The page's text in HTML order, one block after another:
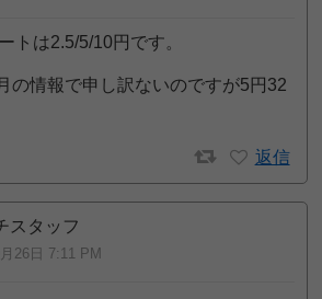
トは2.5/5/10円です。
の情報で申し訳ないのですが5円32
返信
スタッフ
26日 7:11 PM